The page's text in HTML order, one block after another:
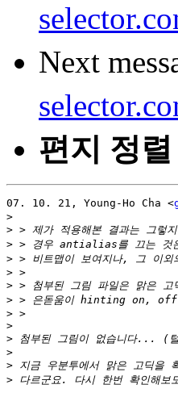
Next
편지 정
07. 10. 21, Young-Ho Cha <
>
>
>
>
>
>
>
>
>
>
>
>
>